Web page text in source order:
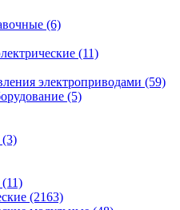
(6)
(11)
электроприводами (59)
(5)
(2163)